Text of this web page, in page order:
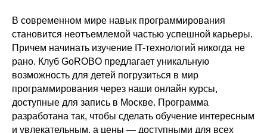
В современном мире навык программирования
становится неотъемлемой частью успешной карьеры.
Причем начинать изучение IT-технологий никогда не
рано. Клуб GoROBO предлагает уникальную
возможность для детей погрузиться в мир
программирования через наши онлайн курсы,
доступные для запись в Москве. Программа
разработана так, чтобы сделать обучение интересным
и увлекательным, а цены — доступными для всех